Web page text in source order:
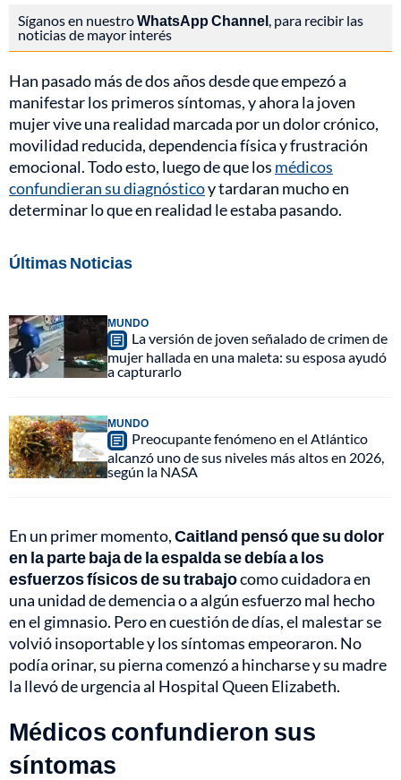
Síganos en nuestroWhatsApp Channel, para recibir las
noticias de mayor interés
Han pasado más de dos años desde que empezó a
manifestar los primeros síntomas, y ahora la joven
mujer vive una realidad marcada por un dolor crónico,
movilidad reducida, dependencia física y frustración
emocional. Todo esto, luego de que los médicos
confundieran su diagnósticoy tardaran mucho en
determinar lo que en realidad le estaba pasando.
Últimas Noticias
MUNDO
La versión de joven señalado de crimen de
mujer hallada en una maleta: su esposa ayudó
a capturarlo
MUNDO
Preocupante fenómeno en el Atlántico
alcanzó uno de sus niveles más altos en 2026,
según la NASA
En un primer momento,Caitland pensó que su dolor
en la parte baja de la espalda se debía a los
esfuerzos físicos de su trabajocomo cuidadora en
una unidad de demencia o a algún esfuerzo mal hecho
en el gimnasio. Pero en cuestión de días, el malestar se
volvió insoportable y los síntomas empeoraron. No
podía orinar, su pierna comenzó a hincharse y su madre
la llevó de urgencia al Hospital Queen Elizabeth.
Médicos confundieron sus
síntomas